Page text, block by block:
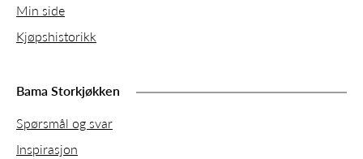
Min side
Kjøpshistorikk
Bama Storkjøkken
Spørsmål og svar
Inspirasjon